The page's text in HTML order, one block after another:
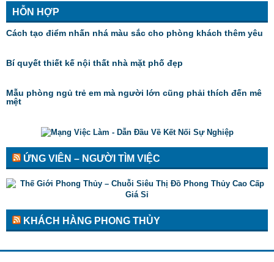
HỖN HỢP
Cách tạo điểm nhấn nhá màu sắc cho phòng khách thêm yêu
Bí quyết thiết kế nội thất nhà mặt phố đẹp
Mẫu phòng ngủ trẻ em mà người lớn cũng phải thích đến mê
mệt
ỨNG VIÊN – NGƯỜI TÌM VIỆC
KHÁCH HÀNG PHONG THỦY